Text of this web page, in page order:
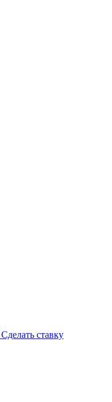
Сделать ставку